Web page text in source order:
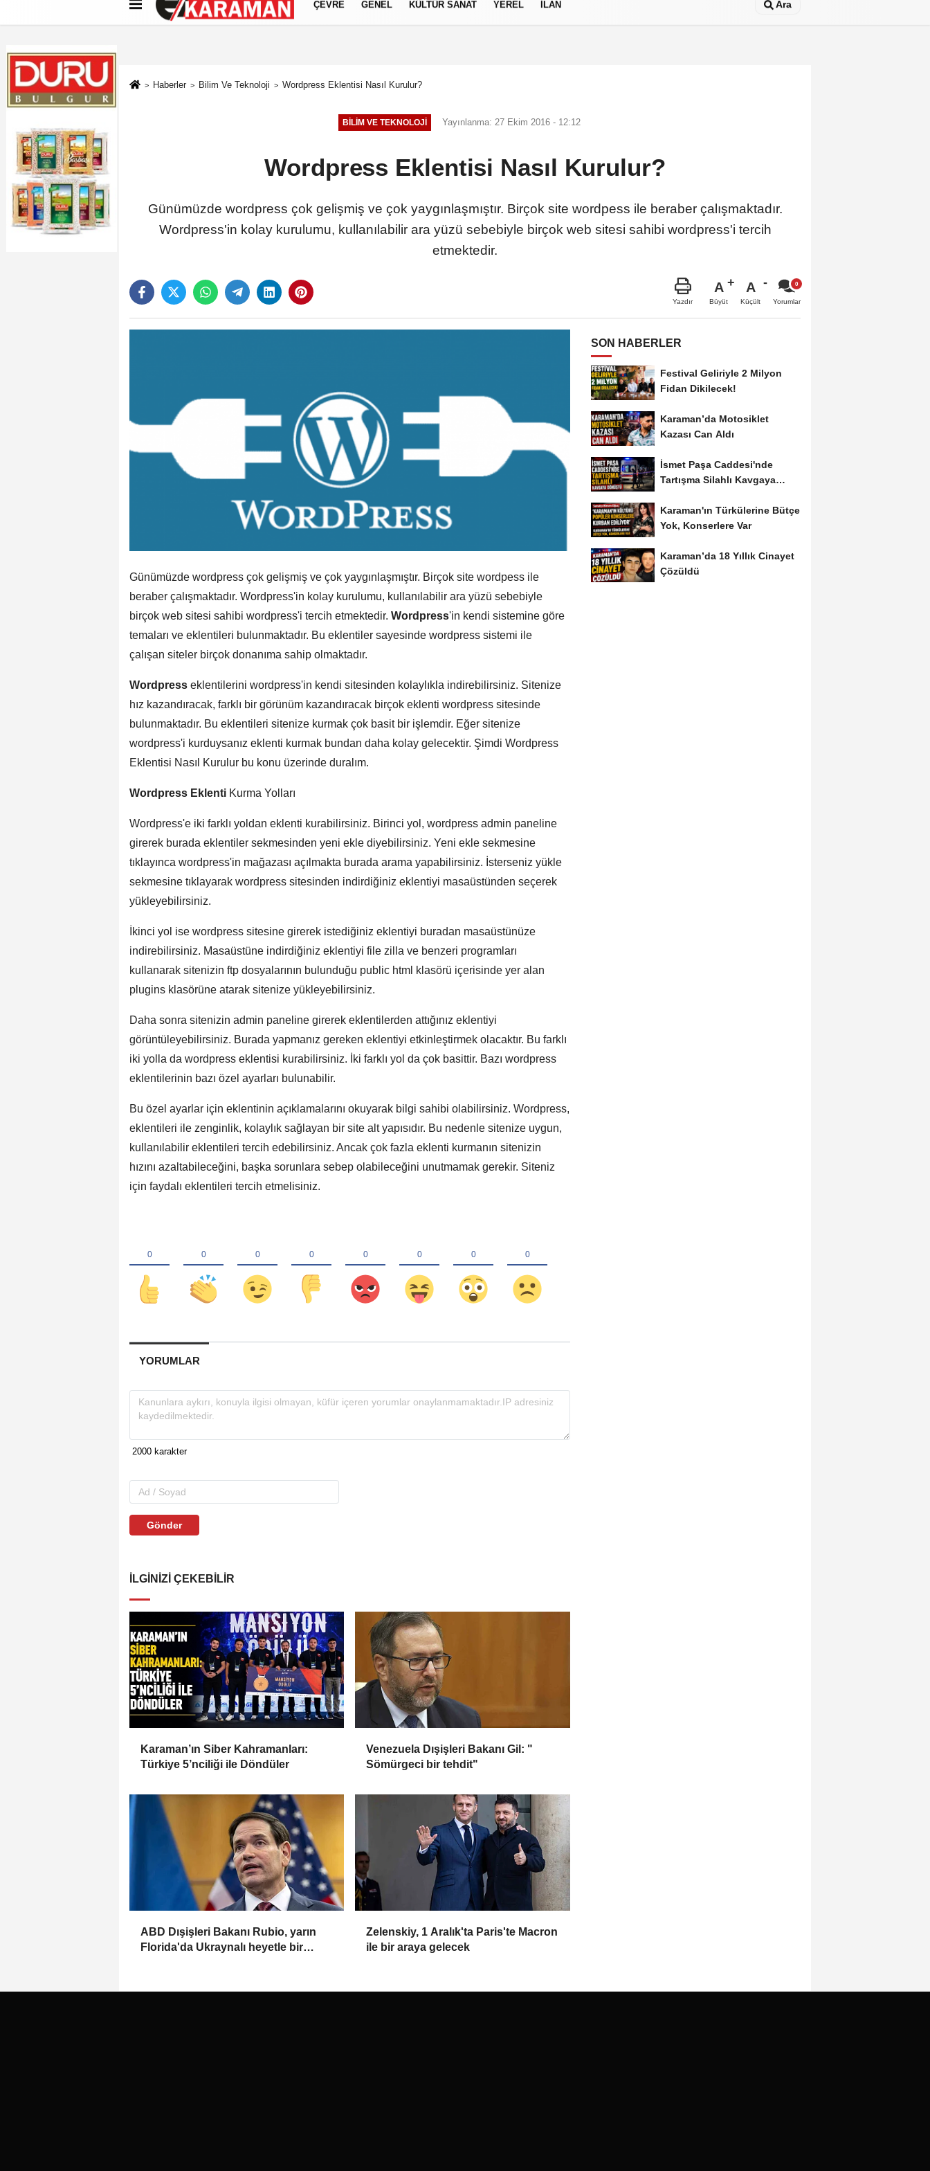
Künye İletişim Çerez Politikası Gizlilik İlkeleri
ÇEVRE GENEL KÜLTÜR SANAT YEREL İLAN Ara
Haberler Bilim Ve Teknoloji Wordpress Eklentisi Nasıl Kurulur?
BILIM VE TEKNOLOJI Yayınlanma: 27 Ekim 2016 - 12:12
Wordpress Eklentisi Nasıl Kurulur?
Günümüzde wordpress çok gelişmiş ve çok yaygınlaşmıştır. Birçok site wordpess ile beraber çalışmaktadır.
Wordpress'in kolay kurulumu, kullanılabilir ara yüzü sebebiyle birçok web sitesi sahibi wordpress'i tercih
etmektedir.
Yazdır
A
Büyüt
A
Küçült Yorumlar
Günümüzde wordpress çok gelişmiş ve çok yaygınlaşmıştır. Birçok site wordpess ile
beraber çalışmaktadır. Wordpress'in kolay kurulumu, kullanılabilir ara yüzü sebebiyle
birçok web sitesi sahibi wordpress'i tercih etmektedir. Wordpress'in kendi sistemine göre
temaları ve eklentileri bulunmaktadır. Bu eklentiler sayesinde wordpress sistemi ile
çalışan siteler birçok donanıma sahip olmaktadır.
Wordpress eklentilerini wordpress'in kendi sitesinden kolaylıkla indirebilirsiniz. Sitenize
hız kazandıracak, farklı bir görünüm kazandıracak birçok eklenti wordpress sitesinde
bulunmaktadır. Bu eklentileri sitenize kurmak çok basit bir işlemdir. Eğer sitenize
wordpress'i kurduysanız eklenti kurmak bundan daha kolay gelecektir. Şimdi Wordpress
Eklentisi Nasıl Kurulur bu konu üzerinde duralım.
Wordpress Eklenti Kurma Yolları
Wordpress'e iki farklı yoldan eklenti kurabilirsiniz. Birinci yol, wordpress admin paneline
girerek burada eklentiler sekmesinden yeni ekle diyebilirsiniz. Yeni ekle sekmesine
tıklayınca wordpress'in mağazası açılmakta burada arama yapabilirsiniz. İsterseniz yükle
sekmesine tıklayarak wordpress sitesinden indirdiğiniz eklentiyi masaüstünden seçerek
yükleyebilirsiniz.
İkinci yol ise wordpress sitesine girerek istediğiniz eklentiyi buradan masaüstünüze
indirebilirsiniz. Masaüstüne indirdiğiniz eklentiyi file zilla ve benzeri programları
kullanarak sitenizin ftp dosyalarının bulunduğu public html klasörü içerisinde yer alan
plugins klasörüne atarak sitenize yükleyebilirsiniz.
Daha sonra sitenizin admin paneline girerek eklentilerden attığınız eklentiyi
görüntüleyebilirsiniz. Burada yapmanız gereken eklentiyi etkinleştirmek olacaktır. Bu farklı
iki yolla da wordpress eklentisi kurabilirsiniz. İki farklı yol da çok basittir. Bazı wordpress
eklentilerinin bazı özel ayarları bulunabilir.
Bu özel ayarlar için eklentinin açıklamalarını okuyarak bilgi sahibi olabilirsiniz. Wordpress,
eklentileri ile zenginlik, kolaylık sağlayan bir site alt yapısıdır. Bu nedenle sitenize uygun,
kullanılabilir eklentileri tercih edebilirsiniz. Ancak çok fazla eklenti kurmanın sitenizin
hızını azaltabileceğini, başka sorunlara sebep olabileceğini unutmamak gerekir. Siteniz
için faydalı eklentileri tercih etmelisiniz.
YORUMLAR
Gönder
İLGINIZI ÇEKEBILIR
Karaman’ın Siber Kahramanları:
Türkiye 5’nciliği ile Döndüler
Venezuela Dışişleri Bakanı Gil: "
Sömürgeci bir tehdit"
ABD Dışişleri Bakanı Rubio, yarın
Florida'da Ukraynalı heyetle bir
Zelenskiy, 1 Aralık'ta Paris'te Macron
ile bir araya gelecek
SON HABERLER
Festival Geliriyle 2 Milyon
Fidan Dikilecek!
Karaman’da Motosiklet
Kazası Can Aldı
İsmet Paşa Caddesi'nde
Tartışma Silahlı Kavgaya
Karaman'ın Türkülerine Bütçe
Yok, Konserlere Var
Karaman’da 18 Yıllık Cinayet
Çözüldü